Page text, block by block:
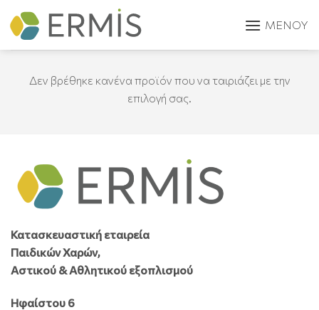
to
content
Δεν βρέθηκε κανένα προϊόν που να ταιριάζει με την
επιλογή σας.
Κατασκευαστική εταιρεία
Παιδικών Χαρών,
Αστικού & Αθλητικού εξοπλισμού
Ηφαίστου 6